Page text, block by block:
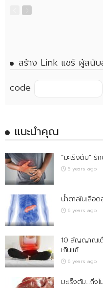
สร้าง Link แชร์ ผู้สนั
code
แนะนำคุณ
“มะเร็งตับ” รั
5 years ago
น้ำตาลในเลือ
6 years ago
10 สัญญาณเตื
เกินแก้
6 years ago
มะเร็งตับ…ถึงไ